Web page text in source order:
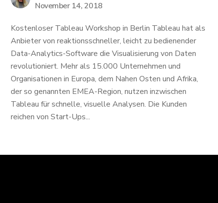
November 14, 2018
Kostenloser Tableau Workshop in Berlin Tableau hat als
Anbieter von reaktionsschneller, leicht zu bedienender
Data-Analytics-Software die Visualisierung von Daten
revolutioniert. Mehr als 15.000 Unternehmen und
Organisationen in Europa, dem Nahen Osten und Afrika,
der so genannten EMEA-Region, nutzen inzwischen
Tableau für schnelle, visuelle Analysen. Die Kunden
reichen von Start-Ups...